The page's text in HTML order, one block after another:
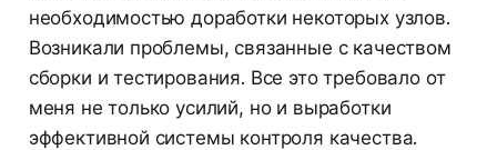
необходимостью доработки некоторых узлов.
Возникали проблемы, связанные с качеством
сборки и тестирования. Все это требовало от
меня не только усилий, но и выработки
эффективной системы контроля качества.